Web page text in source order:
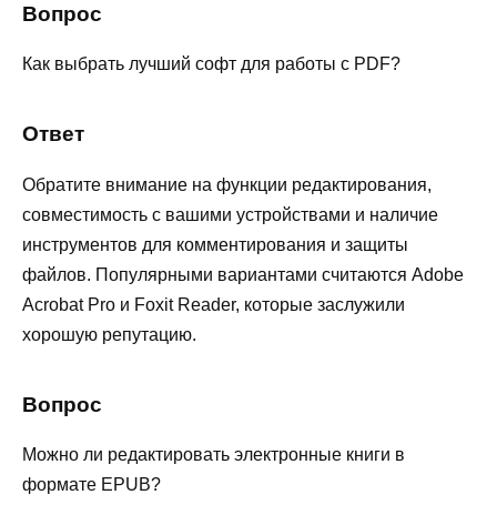
Вопрос
Как выбрать лучший софт для работы с PDF?
Ответ
Обратите внимание на функции редактирования,
совместимость с вашими устройствами и наличие
инструментов для комментирования и защиты
файлов. Популярными вариантами считаются Adobe
Acrobat Pro и Foxit Reader, которые заслужили
хорошую репутацию.
Вопрос
Можно ли редактировать электронные книги в
формате EPUB?